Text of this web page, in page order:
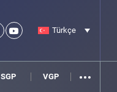
Türkçe
SGP VGP